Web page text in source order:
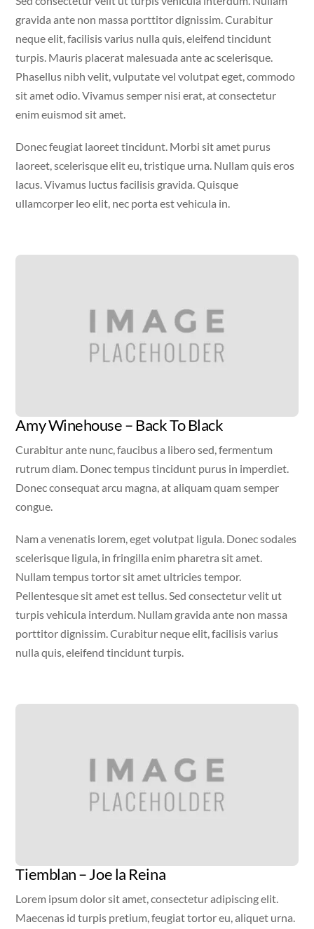
gravida ante non massa porttitor dignissim. Curabitur
neque elit, facilisis varius nulla quis, eleifend tincidunt
turpis. Mauris placerat malesuada ante ac scelerisque.
Phasellus nibh velit, vulputate vel volutpat eget, commodo
sit amet odio. Vivamus semper nisi erat, at consectetur
enim euismod sit amet.
Donec feugiat laoreet tincidunt. Morbi sit amet purus
laoreet, scelerisque elit eu, tristique urna. Nullam quis eros
lacus. Vivamus luctus facilisis gravida. Quisque
ullamcorper leo elit, nec porta est vehicula in.
Amy Winehouse – Back To Black
Curabitur ante nunc, faucibus a libero sed, fermentum
rutrum diam. Donec tempus tincidunt purus in imperdiet.
Donec consequat arcu magna, at aliquam quam semper
congue.
Nam a venenatis lorem, eget volutpat ligula. Donec sodales
scelerisque ligula, in fringilla enim pharetra sit amet.
Nullam tempus tortor sit amet ultricies tempor.
Pellentesque sit amet est tellus. Sed consectetur velit ut
turpis vehicula interdum. Nullam gravida ante non massa
porttitor dignissim. Curabitur neque elit, facilisis varius
nulla quis, eleifend tincidunt turpis.
Tiemblan – Joe la Reina
Lorem ipsum dolor sit amet, consectetur adipiscing elit.
Maecenas id turpis pretium, feugiat tortor eu, aliquet urna.